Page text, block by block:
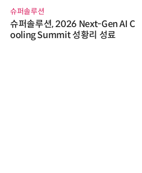
슈퍼솔루션
슈퍼솔루션, 2026 Next-Gen AI C
ooling Summit 성황리 성료